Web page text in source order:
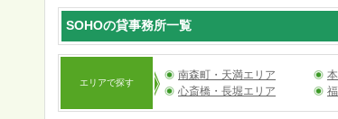
SOHOの貸事務所一覧
エリアで探す
南森町・天満エリア
心斎橋・長堀エリア